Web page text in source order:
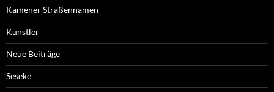
Kamener Straßennamen
Künstler
Neue Beiträge
Seseke